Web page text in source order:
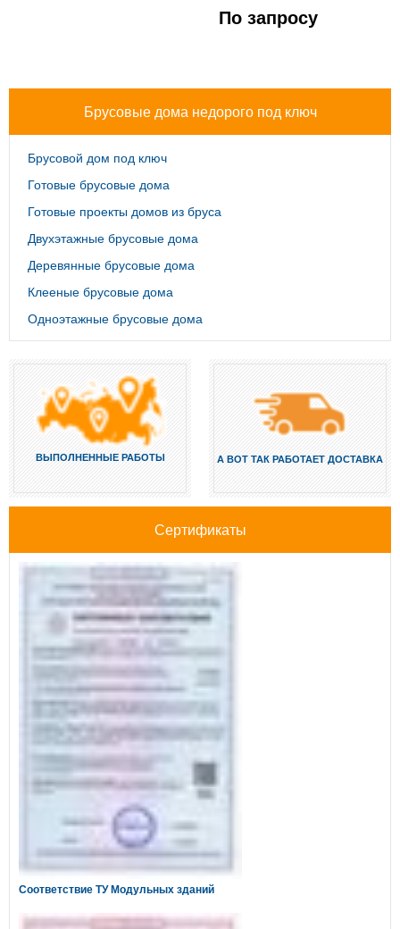
По запросу
Брусовые дома недорого под ключ
Брусовой дом под ключ
Готовые брусовые дома
Готовые проекты домов из бруса
Двухэтажные брусовые дома
Деревянные брусовые дома
Клееные брусовые дома
Одноэтажные брусовые дома
ВЫПОЛНЕННЫЕ РАБОТЫ А ВОТ ТАК РАБОТАЕТ ДОСТАВКА
Сертификаты
Соответствие ТУ Модульных зданий